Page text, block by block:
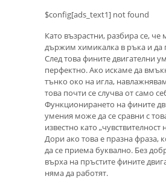
$config[ads_text1] not found
Като възрастни, разбира се,
държим химикалка в ръка и да
След това фините двигателни
перфектно. Ако искаме да
тънко око на игла,
това почти се случва от само
Функционирането на фините
умения може да се сравни с
известно като „чувствителност
Дори ако това е празна фраза,
да се приема буквално. Без
върха на пръстите фините
няма да работят.